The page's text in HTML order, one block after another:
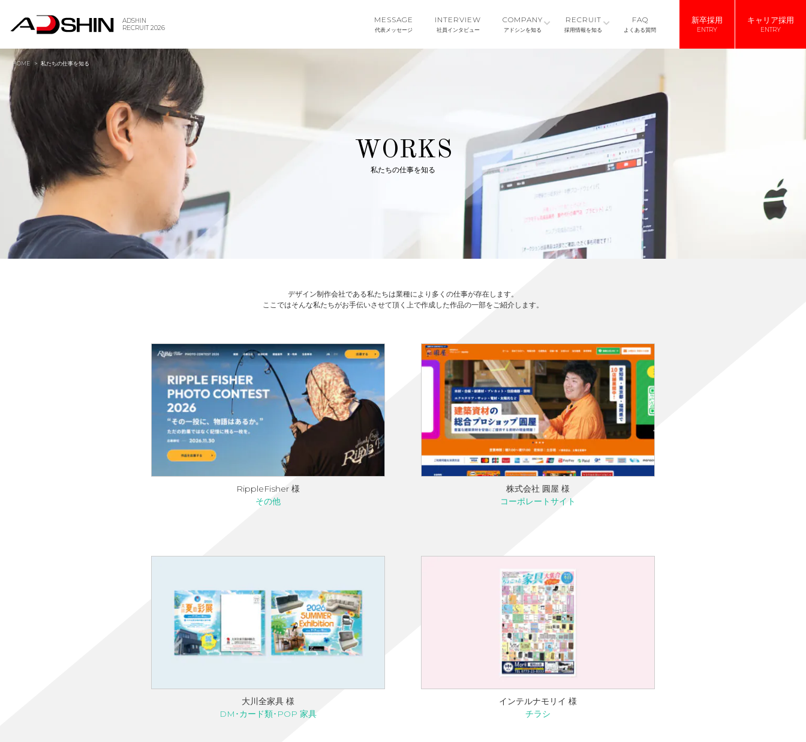
ADSHIN
RECRUIT 2026
MESSAGE
代表メッセージ
INTERVIEW
社員インタビュー
COMPANY
アドシンを知る
RECRUIT
採用情報を知る
FAQ
よくある質問
新卒採用
ENTRY
キ ャ リ ア採用
ENTRY
HOME 私たちの仕事を知る
W ORKS
私たちの仕事を知る
デザイン制作会社である私たちは業種により多くの仕事が存在します。
ここではそんな私たちがお手伝いさせて頂く上で作成した作品の一部をご紹介します。
RippleFisher 様
その他
株式会社 圓屋 様
コーポレートサイト
大川全家具 様
DM･カード類･POP 家具
インテルナモリイ 様
チラシ